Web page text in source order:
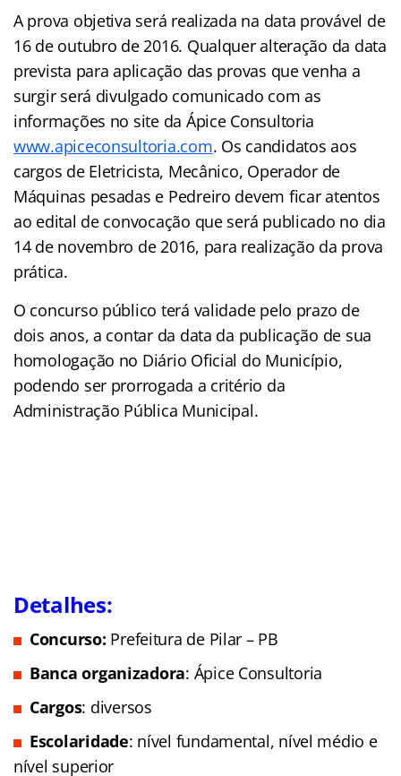
A prova objetiva será realizada na data provável de
16 de outubro de 2016. Qualquer alteração da data
prevista para aplicação das provas que venha a
surgir será divulgado comunicado com as
informações no site da Ápice Consultoria
www.apiceconsultoria.com. Os candidatos aos
cargos de Eletricista, Mecânico, Operador de
Máquinas pesadas e Pedreiro devem ficar atentos
ao edital de convocação que será publicado no dia
14 de novembro de 2016, para realização da prova
prática.
O concurso público terá validade pelo prazo de
dois anos, a contar da data da publicação de sua
homologação no Diário Oficial do Município,
podendo ser prorrogada a critério da
Administração Pública Municipal.
Detalhes:
Concurso: Prefeitura de Pilar – PB
Banca organizadora: Ápice Consultoria
Cargos: diversos
Escolaridade: nível fundamental, nível médio e
nível superior